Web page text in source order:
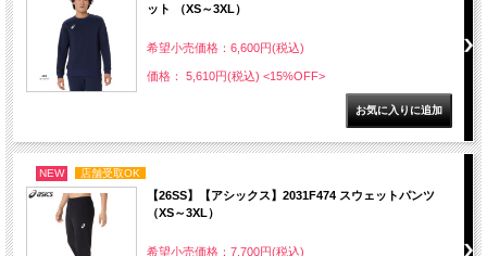
ット （XS～3XL）
希望小売価格：6,600円(税込)
価格： 5,610円(税込) <15%OFF>
NEW 店舗受取OK
【26SS】【アシックス】2031F474 スウェットパンツ
（XS～3XL）
希望小売価格：7,700円(税込)